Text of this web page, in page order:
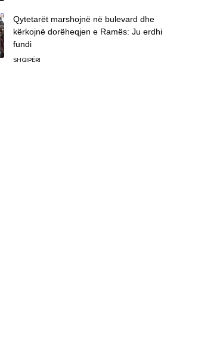
Qytetarët marshojnë në bulevard dhe
kërkojnë dorëheqjen e Ramës: Ju erdhi
fundi
SHQIPËRI